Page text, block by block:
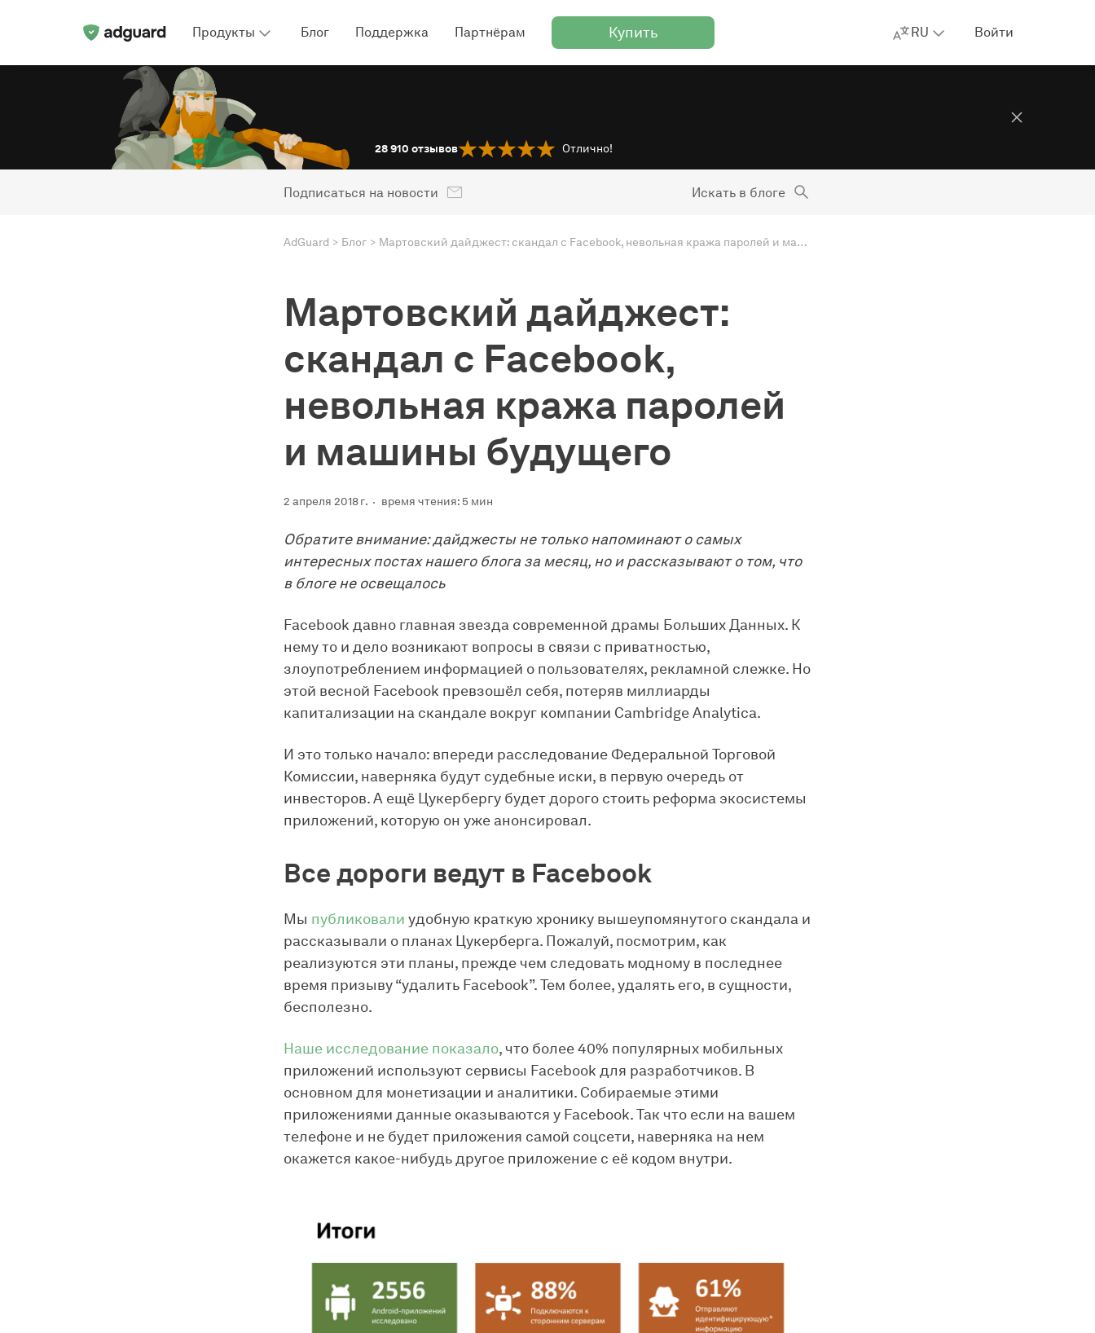
Продукты Блог Поддержка Партнёрам Купить RU Войти
28 910 отзывов Отлично!
Подписаться на новости Искать в блоге
AdGuard Блог Мартовский дайджест: скандал с Facebook, невольная кража паролей и машины будущего
Мартовский дайджест:
скандал с Facebook,
невольная кража паролей
и машины будущего
2 апреля 2018 г. время чтения: 5 мин
Обратите внимание: дайджесты не только напоминают о самых
интересных постах нашего блога за месяц, но и рассказывают о том, что
в блоге не освещалось
Facebook давно главная звезда современной драмы Больших Данных. К
нему то и дело возникают вопросы в связи с приватностью,
злоупотреблением информацией о пользователях, рекламной слежке. Но
этой весной Facebook превзошёл себя, потеряв миллиарды
капитализации на скандале вокруг компании Cambridge Analytica.
И это только начало: впереди расследование Федеральной Торговой
Комиссии, наверняка будут судебные иски, в первую очередь от
инвесторов. А ещё Цукербергу будет дорого стоить реформа экосистемы
приложений, которую он уже анонсировал.
Все дороги ведут в Facebook
Мы публиковали удобную краткую хронику вышеупомянутого скандала и
рассказывали о планах Цукерберга. Пожалуй, посмотрим, как
реализуются эти планы, прежде чем следовать модному в последнее
время призыву “удалить Facebook”. Тем более, удалять его, в сущности,
бесполезно.
Наше исследование показало, что более 40% популярных мобильных
приложений используют сервисы Facebook для разработчиков. В
основном для монетизации и аналитики. Собираемые этими
приложениями данные оказываются у Facebook. Так что если на вашем
телефоне и не будет приложения самой соцсети, наверняка на нем
окажется какое-нибудь другое приложение с её кодом внутри.